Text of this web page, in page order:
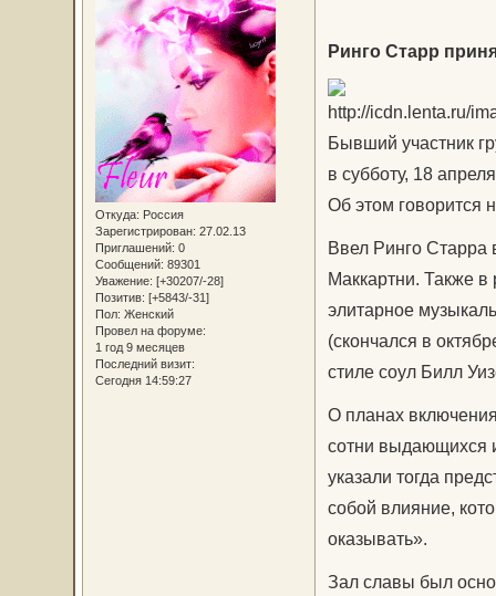
Откуда: Россия
Зарегистрирован: 27.02.13
Приглашений: 0
Сообщений: 89301
Уважение: [+30207/-28]
Позитив: [+5843/-31]
Пол: Женский
Провел на форуме:
1 год 9 месяцев
Последний визит:
Сегодня 14:59:27
Ринго Старр
Бывший участник
в субботу, 18
Об этом говорится
Ввел Ринго Старра
Маккартни. Также в
элитарное
(скончался в
стиле соул Билл
О планах
сотни выдающихся
указали тогда
собой влияние,
оказывать».
Зал славы был